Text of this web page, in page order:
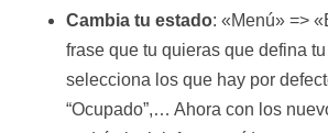
Cambia tu estado: «Menú» =>
frase que tu quieras que defina
selecciona los que hay por
“Ocupado”,… Ahora con los